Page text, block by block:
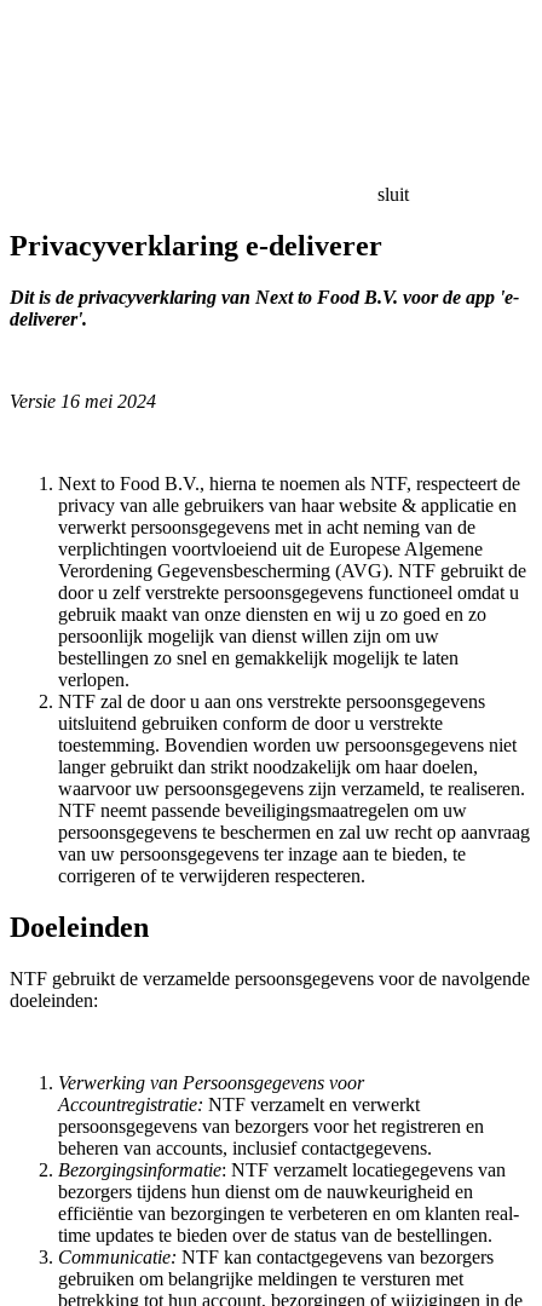
sluit
Privacyverklaring e-deliverer
Dit is de privacyverklaring van Next to Food B.V. voor de app 'e-
deliverer'.
Versie 16 mei 2024
Next to Food B.V., hierna te noemen als NTF, respecteert de
privacy van alle gebruikers van haar website & applicatie en
verwerkt persoonsgegevens met in acht neming van de
verplichtingen voortvloeiend uit de Europese Algemene
Verordening Gegevensbescherming (AVG). NTF gebruikt de
door u zelf verstrekte persoonsgegevens functioneel omdat u
gebruik maakt van onze diensten en wij u zo goed en zo
persoonlijk mogelijk van dienst willen zijn om uw
bestellingen zo snel en gemakkelijk mogelijk te laten
verlopen.
NTF zal de door u aan ons verstrekte persoonsgegevens
uitsluitend gebruiken conform de door u verstrekte
toestemming. Bovendien worden uw persoonsgegevens niet
langer gebruikt dan strikt noodzakelijk om haar doelen,
waarvoor uw persoonsgegevens zijn verzameld, te realiseren.
NTF neemt passende beveiligingsmaatregelen om uw
persoonsgegevens te beschermen en zal uw recht op aanvraag
van uw persoonsgegevens ter inzage aan te bieden, te
corrigeren of te verwijderen respecteren.
Doeleinden
NTF gebruikt de verzamelde persoonsgegevens voor de navolgende
doeleinden:
Verwerking van Persoonsgegevens voor
Accountregistratie: NTF verzamelt en verwerkt
persoonsgegevens van bezorgers voor het registreren en
beheren van accounts, inclusief contactgegevens.
Bezorgingsinformatie: NTF verzamelt locatiegegevens van
bezorgers tijdens hun dienst om de nauwkeurigheid en
efficiëntie van bezorgingen te verbeteren en om klanten real-
time updates te bieden over de status van de bestellingen.
Communicatie: NTF kan contactgegevens van bezorgers
gebruiken om belangrijke meldingen te versturen met
betrekking tot hun account, bezorgingen of wijzigingen in de